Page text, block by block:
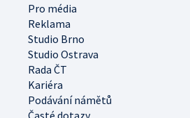
Pro média
Reklama
Studio Brno
Studio Ostrava
Rada ČT
Kariéra
Podávání námětů
Časté dotazy